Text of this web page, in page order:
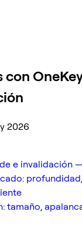
con
2026
e invalidación
tamaño,